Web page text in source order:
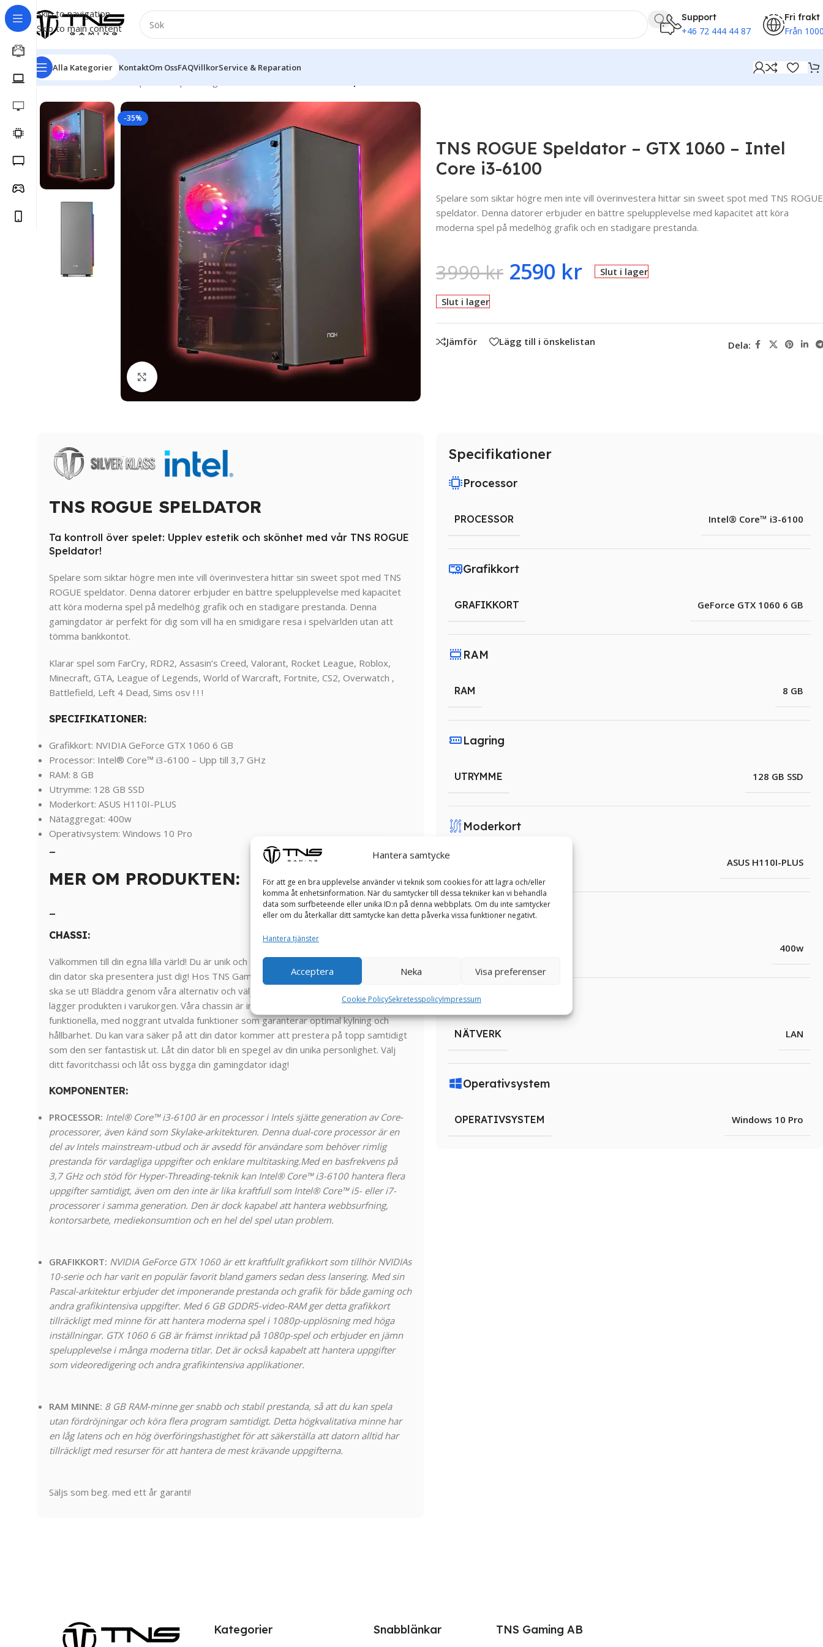
Hantera samtycke
För att ge en bra upplevelse använder vi teknik som cookies för att lagra och/eller
komma åt enhetsinformation. När du samtycker till dessa tekniker kan vi behandla
data som surfbeteende eller unika ID:n på denna webbplats. Om du inte samtycker
eller om du återkallar ditt samtycke kan detta påverka vissa funktioner negativt.
Hantera tjänster
Acceptera Neka Visa preferenser
Cookie PolicySekretesspolicyImpressum
Skip to navigation
Skip to main content
Support
+46 72 444 44 87
Fri frakt
Från
Alla Kategorier KontaktOm OssFAQVillkorService & Reparation
Hem/Stationär dator
-35%
TNS ROGUE Speldator – GTX 1060 – Intel
Core i3-6100
Spelare som siktar högre men inte vill överinvestera hittar sin sweet spot med TNS ROGUE
speldator. Denna datorer erbjuder en bättre spelupplevelse med kapacitet att köra
moderna spel på medelhög grafik och en stadigare prestanda.
3990kr 2590 kr Slut i lager
Slut i lager
Jämför Lägg till i önskelistan Dela:
TNS ROGUE SPELDATOR
Ta kontroll över spelet: Upplev estetik och skönhet med vår TNS ROGUE
Speldator!
Spelare som siktar högre men inte vill överinvestera hittar sin sweet spot med TNS
ROGUE speldator. Denna datorer erbjuder en bättre spelupplevelse med kapacitet
att köra moderna spel på medelhög grafik och en stadigare prestanda. Denna
gamingdator är perfekt för dig som vill ha en smidigare resa i spelvärlden utan att
tömma bankkontot.
Klarar spel som FarCry, RDR2, Assasin’s Creed, Valorant, Rocket League, Roblox,
Minecraft, GTA, League of Legends, World of Warcraft, Fortnite, CS2, Overwatch ,
Battlefield, Left 4 Dead, Sims osv ! ! !
SPECIFIKATIONER:
Grafikkort: NVIDIA GeForce GTX 1060 6 GB
Processor: Intel® Core™ i3-6100 – Upp till 3,7 GHz
RAM: 8 GB
Utrymme: 128 GB SSD
Moderkort: ASUS H110I-PLUS
Nätaggregat: 400w
Operativsystem: Windows 10 Pro
MER OM PRODUKTEN:
CHASSI:
Välkommen till din egna lilla värld! Du är unik och speciell på många olika sätt och vill att
din dator ska presentera just dig! Hos TNS Gaming kan du idag välja hur din speldator
ska se ut! Bläddra genom våra alternativ och välj det som beskriver dig bäst innan du
lägger produkten i varukorgen. Våra chassin är inte bara snygga utan också
funktionella, med noggrant utvalda funktioner som garanterar optimal kylning och
hållbarhet. Du kan vara säker på att din dator kommer att prestera på topp samtidigt
som den ser fantastisk ut. Låt din dator bli en spegel av din unika personlighet. Välj
ditt favoritchassi och låt oss bygga din gamingdator idag!
KOMPONENTER:
PROCESSOR: Intel® Core™ i3-6100 är en processor i Intels sjätte generation av Core-
processorer, även känd som Skylake-arkitekturen. Denna dual-core processor är en
del av Intels mainstream-utbud och är avsedd för användare som behöver rimlig
prestanda för vardagliga uppgifter och enklare multitasking.Med en basfrekvens på
3,7 GHz och stöd för Hyper-Threading-teknik kan Intel® Core™ i3-6100 hantera flera
uppgifter samtidigt, även om den inte är lika kraftfull som Intel® Core™ i5- eller i7-
processorer i samma generation. Den är dock kapabel att hantera webbsurfning,
kontorsarbete, mediekonsumtion och en hel del spel utan problem.
GRAFIKKORT: NVIDIA GeForce GTX 1060 är ett kraftfullt grafikkort som tillhör NVIDIAs
10-serie och har varit en populär favorit bland gamers sedan dess lansering. Med sin
Pascal-arkitektur erbjuder det imponerande prestanda och grafik för både gaming och
andra grafikintensiva uppgifter. Med 6 GB GDDR5-video-RAM ger detta grafikkort
tillräckligt med minne för att hantera moderna spel i 1080p-upplösning med höga
inställningar. GTX 1060 6 GB är främst inriktad på 1080p-spel och erbjuder en jämn
spelupplevelse i många moderna titlar. Det är också kapabelt att hantera uppgifter
som videoredigering och andra grafikintensiva applikationer.
RAM MINNE: 8 GB RAM-minne ger snabb och stabil prestanda, så att du kan spela
utan fördröjningar och köra flera program samtidigt. Detta högkvalitativa minne har
en låg latens och en hög överföringshastighet för att säkerställa att datorn alltid har
tillräckligt med resurser för att hantera de mest krävande uppgifterna.
Säljs som beg. med ett år garanti!
Specifikationer
Processor
PROCESSOR Intel® Core™ i3-6100
Grafikkort
GRAFIKKORT GeForce GTX 1060 6 GB
RAM
RAM 8 GB
Lagring
UTRYMME 128 GB SSD
Moderkort
ASUS H110I-PLUS
PSU
400w
Nätverk
NÄTVERK LAN
Operativsystem
OPERATIVSYSTEM Windows 10 Pro
Kategorier Snabblänkar TNS Gaming AB